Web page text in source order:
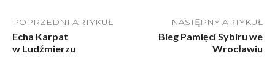
POPRZEDNI ARTYKUŁ
Echa Karpat
w Ludźmierzu
NASTĘPNY ARTYKUŁ
Bieg Pamięci Sybiru we
Wrocławiu